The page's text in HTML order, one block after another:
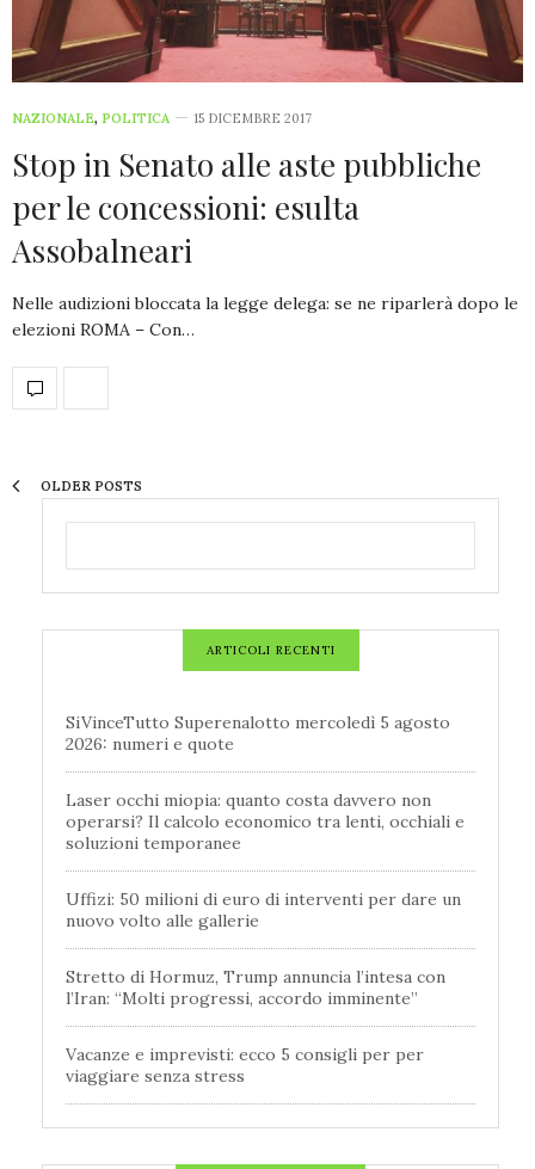
NAZIONALE, POLITICA 15 DICEMBRE 2017
Stop in Senato alle aste pubbliche
per le concessioni: esulta
Assobalneari
Nelle audizioni bloccata la legge delega: se ne riparlerà dopo le
elezioni ROMA – Con…
OLDER POSTS
ARTICOLI RECENTI
SiVinceTutto Superenalotto mercoledì 5 agosto
2026: numeri e quote
Laser occhi miopia: quanto costa davvero non
operarsi? Il calcolo economico tra lenti, occhiali e
soluzioni temporanee
Uffizi: 50 milioni di euro di interventi per dare un
nuovo volto alle gallerie
Stretto di Hormuz, Trump annuncia l’intesa con
l’Iran: “Molti progressi, accordo imminente”
Vacanze e imprevisti: ecco 5 consigli per per
viaggiare senza stress